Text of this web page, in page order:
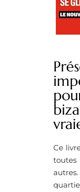
Ce
toutes